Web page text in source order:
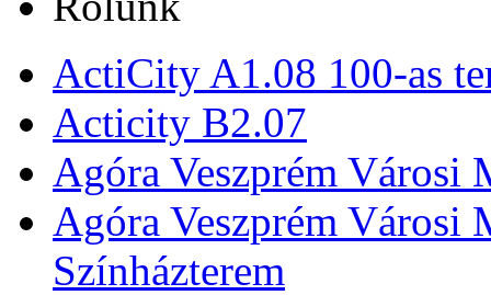
ActiCity A1.08 100-as
Acticity B2.07
Agóra Veszprém Városi
Agóra Veszprém Városi
Színházterem